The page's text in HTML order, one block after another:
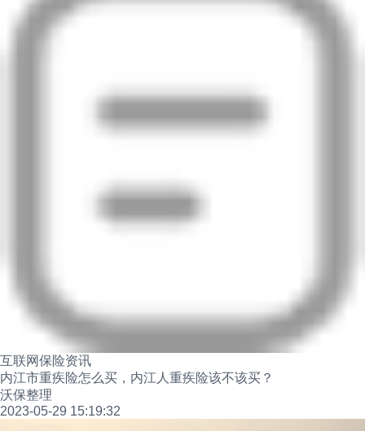
互联网保险资讯
内江市重疾险怎么买，内江人重疾险该不该买？
沃保整理
2023-05-29 15:19:32